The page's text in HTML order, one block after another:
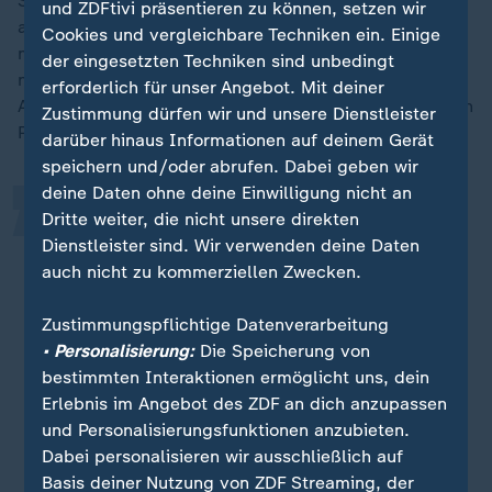
ausgetreten, habe alle parteiinternen Ämter
niedergelegt, mein Mandat in der BVV Mitte
niedergelegt und meinen Job in einem Grünen-
Abgeordnetenbüro gekündigt", teilte sie der Deutschen
Presse-Agentur mit.
Grund dafür ist, dass während ich
mich mit den Vorwürfen, die gegen
mich erhoben wurden,
auseinandersetze, ich möglichen
Schaden von der Partei, aber auch
Betroffenen sexualisierter Gewalt
abwenden möchte.
„
Shirin Kreße, ehemalige Grünen-Bezirksabgeordnete in Berlin-
und ZDFtivi präsentieren zu können, setzen wir
Cookies und vergleichbare Techniken ein. Einige
der eingesetzten Techniken sind unbedingt
erforderlich für unser Angebot. Mit deiner
Zustimmung dürfen wir und unsere Dienstleister
darüber hinaus Informationen auf deinem Gerät
speichern und/oder abrufen. Dabei geben wir
deine Daten ohne deine Einwilligung nicht an
Dritte weiter, die nicht unsere direkten
Dienstleister sind. Wir verwenden deine Daten
auch nicht zu kommerziellen Zwecken.
Zustimmungspflichtige Datenverarbeitung
• Personalisierung:Die Speicherung von
bestimmten Interaktionen ermöglicht uns, dein
Erlebnis im Angebot des ZDF an dich anzupassen
und Personalisierungsfunktionen anzubieten.
Dabei personalisieren wir ausschließlich auf
Basis deiner Nutzung von ZDF Streaming, der